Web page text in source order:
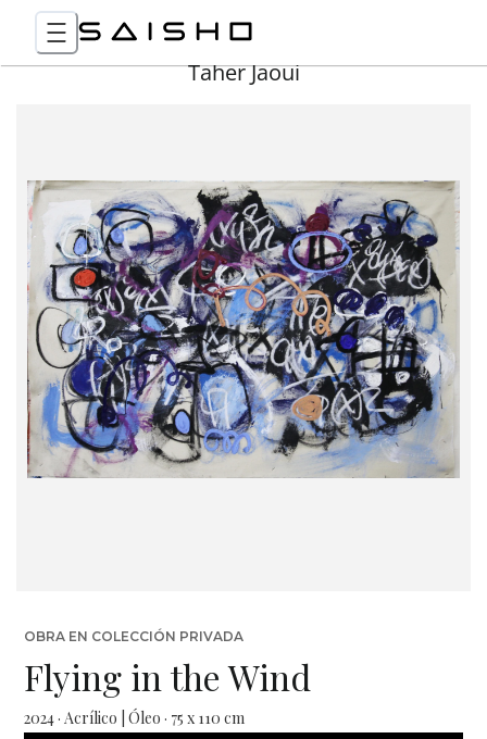
Taher Jaoui
OBRA EN COLECCIÓN PRIVADA
Flying in the Wind
2024 · Acrílico | Óleo · 75 x 110 cm